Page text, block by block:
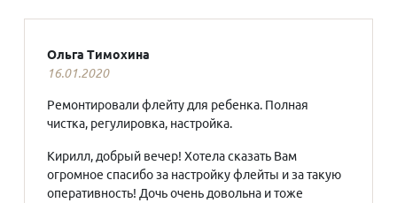
Ольга Тимохина
16.01.2020
Ремонтировали флейту для ребенка. Полная
чистка, регулировка, настройка.
Кирилл, добрый вечер! Хотела сказать Вам
огромное спасибо за настройку флейты и за такую
оперативность! Дочь очень довольна и тоже